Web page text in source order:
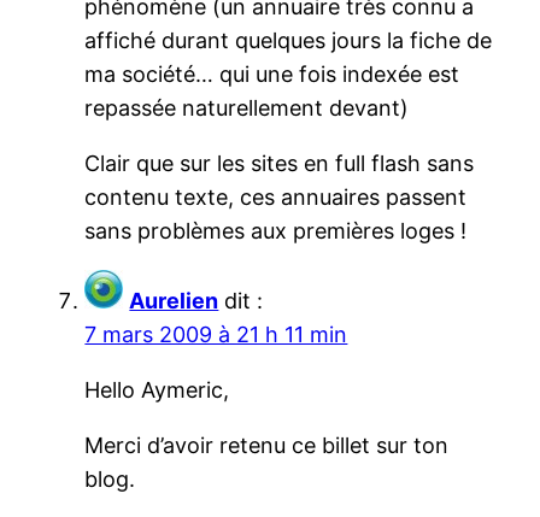
phénomène (un annuaire très connu a
affiché durant quelques jours la fiche de
ma société… qui une fois indexée est
repassée naturellement devant)
Clair que sur les sites en full flash sans
contenu texte, ces annuaires passent
sans problèmes aux premières loges !
Aurelien dit :
7 mars 2009 à 21 h 11 min
Hello Aymeric,
Merci d’avoir retenu ce billet sur ton
blog.